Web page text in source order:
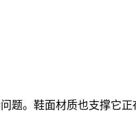
。鞋面材质也支撑它正